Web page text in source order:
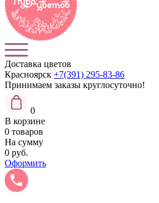
Доставка цветов
Красноярск +7(391) 295-83-86
Принимаем заказы круглосуточно!
0
В корзине
0 товаров
На сумму
0 руб.
Оформить